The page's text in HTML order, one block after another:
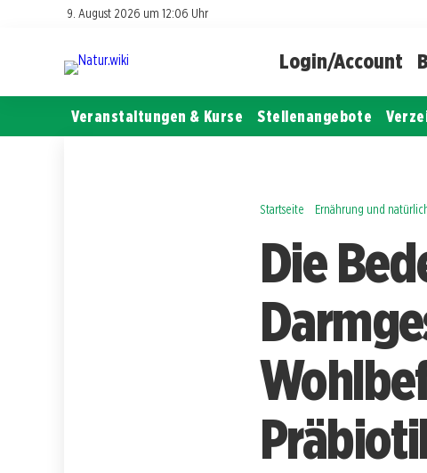
9. August 2026 um 12:06 Uhr
Login/Account
Veranstaltungen & Kurse Stellenangebote
Startseite Ernährung und
Die